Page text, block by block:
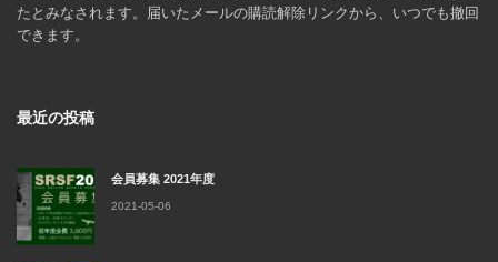
たとみなされます。届いたメールの購読解除リンクから、いつでも撤回
できます。
最近の投稿
会員募集 2021年度
2021-05-06